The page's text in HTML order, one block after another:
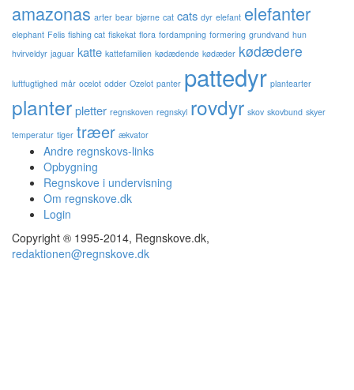
amazonas arter bear bjørne cat cats dyr elefant elefanter
elephant Felis fishing cat fiskekat flora fordampning formering grundvand hun
hvirveldyr jaguar katte kattefamilien kødædende kødæder kødædere
luftfugtighed mår ocelot odder Ozelot panter pattedyr plantearter
planterpletter regnskoven regnskyl rovdyr skov skovbund skyer
temperatur tiger træer ækvator
Andre regnskovs-links
Opbygning
Regnskove i undervisning
Om regnskove.dk
Login
Copyright ® 1995-2014, Regnskove.dk,
redaktionen@regnskove.dk